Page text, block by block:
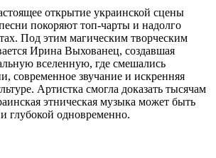
открытие украинской сцены
покоряют топ-чарты и надолго
Под этим магическим творческим
Ирина Выхованец, создавшая
вселенную, где смешались
современное звучание и искренняя
Артистка смогла доказать тысячам
этническая музыка может быть
глубокой одновременно.